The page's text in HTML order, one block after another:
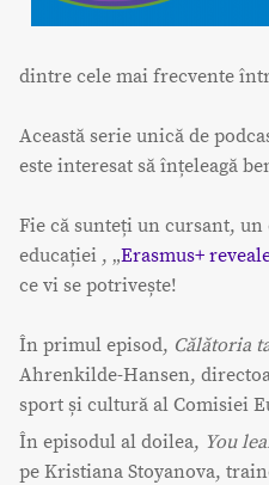
dintre cele mai frecvente
Această serie unică de
este interesat să înțeleagă
Fie că sunteți un cursant,
educației , „Erasmus+
ce vi se potrivește!
În primul episod, Călătoria
Ahrenkilde-Hansen,
sport și cultură al Comisiei
În episodul al doilea, You
pe Kristiana Stoyanova,